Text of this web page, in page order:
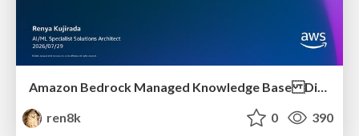
ren8k
0 390